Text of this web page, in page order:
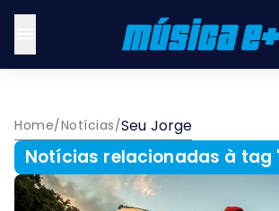
Home/Notícias/Seu Jorge
Notícias relacionadas à tag